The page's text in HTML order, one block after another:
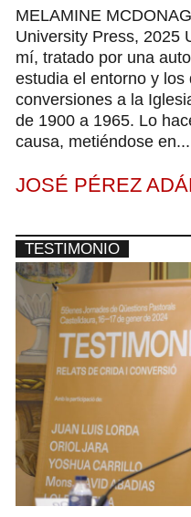
MELAMINE
University Press, 2025
mí, tratado por una
estudia el entorno y
conversiones a la
de 1900 a 1965. Lo
causa, metiéndose en...
JOSÉ PÉREZ
TESTIMONIO